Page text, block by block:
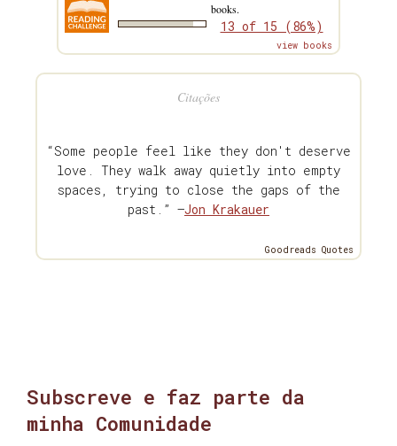
books.
13 of 15 (86%)
view books
Citações
“Some people feel like they don't deserve
love. They walk away quietly into empty
spaces, trying to close the gaps of the
past.” —Jon Krakauer
Goodreads Quotes
Subscreve e faz parte da
minha Comunidade